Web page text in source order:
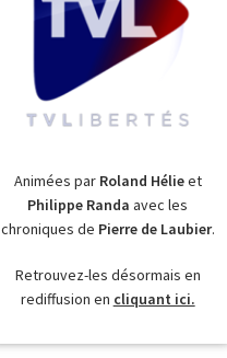
Animées par Roland Hélieet
Philippe Randa avec les
chroniques de Pierre de Laubier.
Retrouvez-les désormais en
rediffusion en cliquant ici.